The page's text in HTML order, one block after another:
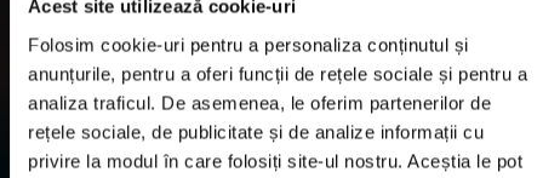
Acest site utilizează cookie-uri
Folosim cookie-uri pentru a personaliza conținutul și
anunțurile, pentru a oferi funcții de rețele sociale și pentru a
analiza traficul. De asemenea, le oferim partenerilor de
rețele sociale, de publicitate și de analize informații cu
privire la modul în care folosiți site-ul nostru. Aceștia le pot
LUMINI
SNORKEL AUTO
ACCESORII RECUPERARE
DIFERENȚIALE BLOCABILE